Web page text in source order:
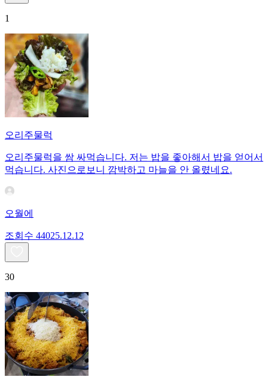
1
오리주물럭
오리주물럭을 쌈 싸먹습니다. 저는 밥을 좋아해서 밥을 얻어서
먹습니다. 사진으로보니 깜박하고 마늘을 안 올렸네요.
오월에
조회수 44025.12.12
30